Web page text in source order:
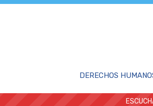
DERECHOS